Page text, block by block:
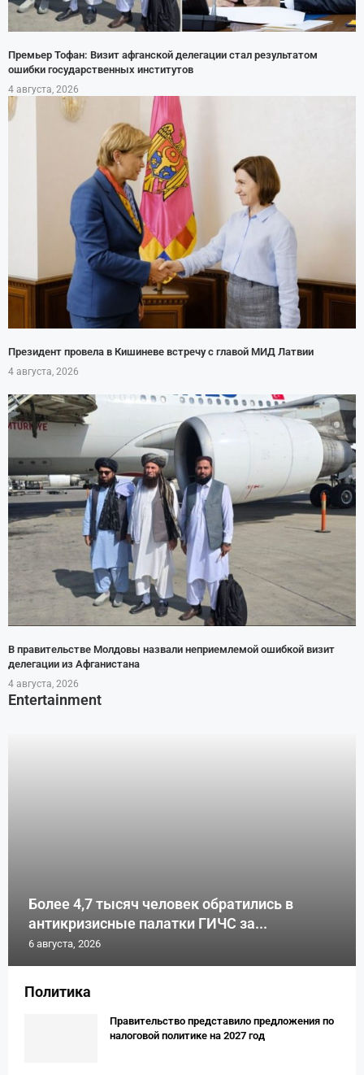
Премьер Тофан: Визит афганской делегации стал результатом
ошибки государственных институтов
4 августа, 2026
Президент провела в Кишиневе встречу с главой МИД Латвии
4 августа, 2026
В правительстве Молдовы назвали неприемлемой ошибкой визит
делегации из Афганистана
4 августа, 2026
Entertainment
Более 4,7 тысяч человек обратились в
антикризисные палатки ГИЧС за...
6 августа, 2026
Политика
Правительство представило предложения по
налоговой политике на 2027 год